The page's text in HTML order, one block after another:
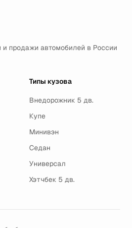
продажи автомобилей в России
Типы кузова
Внедорожник 5 дв.
Купе
Минивэн
Седан
Универсал
Хэтчбек 5 дв.